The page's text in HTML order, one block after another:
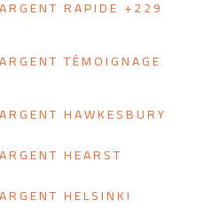
RAPIDE +229
TÉMOIGNAGE
HAWKESBURY
HEARST
HELSINKI